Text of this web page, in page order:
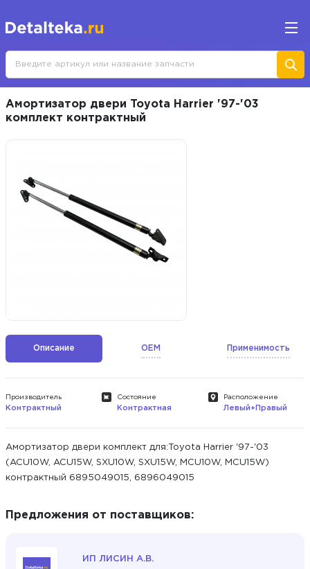
Амортизатор двери Toyota Harrier '97-'03
комплект контрактный
Описание OEM Применимость
Производитель
Контрактный
Состояние
Контрактная
Расположение
Левый+Правый
Амортизатор двери комплект для:Toyota Harrier '97-'03
(ACU10W, ACU15W, SXU10W, SXU15W, MCU10W, MCU15W)
контрактный 6895049015, 6896049015
Предложения от поставщиков:
ИП ЛИСИН А.В.